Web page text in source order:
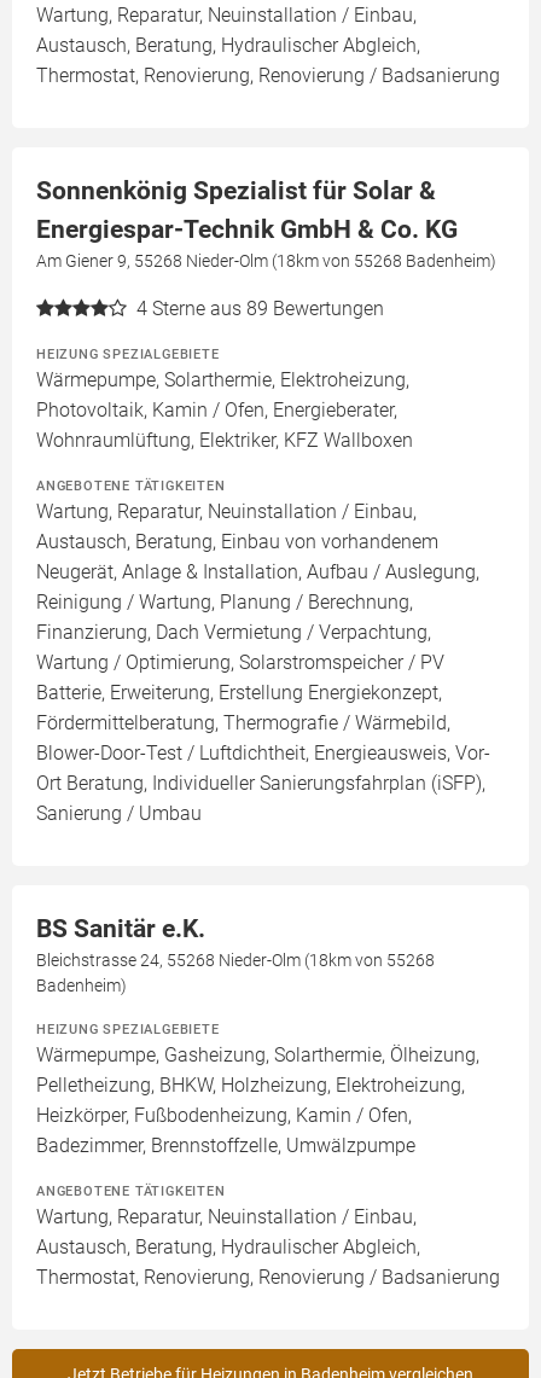
Wartung, Reparatur, Neuinstallation / Einbau,
Austausch, Beratung, Hydraulischer Abgleich,
Thermostat, Renovierung, Renovierung / Badsanierung
Sonnenkönig Spezialist für Solar &
Energiespar-Technik GmbH & Co. KG
Am Giener 9, 55268 Nieder-Olm (18km von 55268 Badenheim)
4 Sterne aus 89 Bewertungen
HEIZUNG SPEZIALGEBIETE
Wärmepumpe, Solarthermie, Elektroheizung,
Photovoltaik, Kamin / Ofen, Energieberater,
Wohnraumlüftung, Elektriker, KFZ Wallboxen
ANGEBOTENE TÄTIGKEITEN
Wartung, Reparatur, Neuinstallation / Einbau,
Austausch, Beratung, Einbau von vorhandenem
Neugerät, Anlage & Installation, Aufbau / Auslegung,
Reinigung / Wartung, Planung / Berechnung,
Finanzierung, Dach Vermietung / Verpachtung,
Wartung / Optimierung, Solarstromspeicher / PV
Batterie, Erweiterung, Erstellung Energiekonzept,
Fördermittelberatung, Thermografie / Wärmebild,
Blower-Door-Test / Luftdichtheit, Energieausweis, Vor-
Ort Beratung, Individueller Sanierungsfahrplan (iSFP),
Sanierung / Umbau
BS Sanitär e.K.
Bleichstrasse 24, 55268 Nieder-Olm (18km von 55268
Badenheim)
HEIZUNG SPEZIALGEBIETE
Wärmepumpe, Gasheizung, Solarthermie, Ölheizung,
Pelletheizung, BHKW, Holzheizung, Elektroheizung,
Heizkörper, Fußbodenheizung, Kamin / Ofen,
Badezimmer, Brennstoffzelle, Umwälzpumpe
ANGEBOTENE TÄTIGKEITEN
Wartung, Reparatur, Neuinstallation / Einbau,
Austausch, Beratung, Hydraulischer Abgleich,
Thermostat, Renovierung, Renovierung / Badsanierung